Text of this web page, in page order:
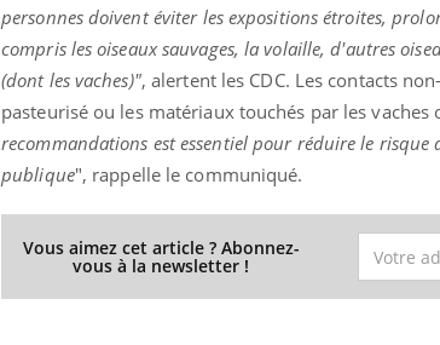
personnes doivent éviter les expositions étroites,
compris les oiseaux sauvages, la volaille, d'autres
(dont les vaches)", alertent les CDC. Les contacts
pasteurisé ou les matériaux touchés par les
recommandations est essentiel pour réduire le
publique", rappelle le communiqué.
Vous aimez cet article ? Abonnez-
vous à la newsletter !